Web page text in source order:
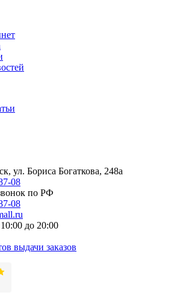
ул. Бориса Богаткова, 248а
08
по РФ
08
до 20:00
выдачи заказов